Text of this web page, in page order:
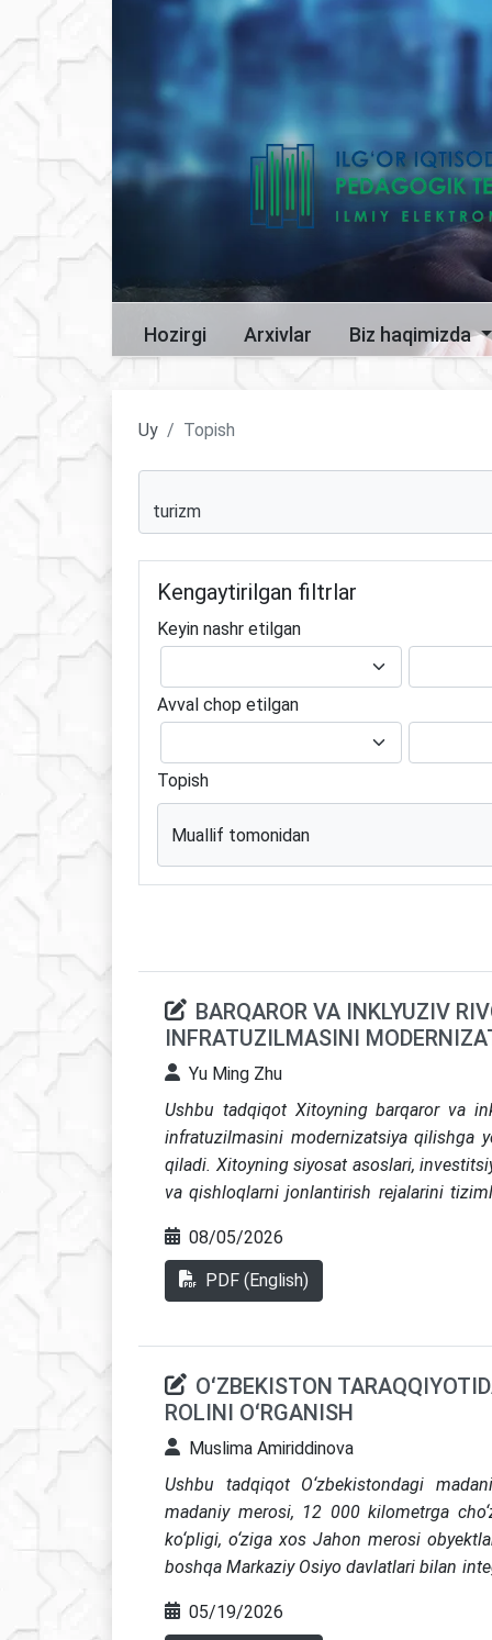
Hozirgi Arxivlar Biz haqimizda
Uy Topish
Kengaytirilgan filtrlar
Keyin nashr etilgan
Avval chop etilgan
Topish
Muallif tomonidan
BARQAROR VA INKLYUZIV
INFRATUZILMASINI
Yu Ming Zhu
Ushbu tadqiqot Xitoyning barqaror va
infratuzilmasini modernizatsiya qilishga
qiladi. Xitoyning siyosat asoslari,
va qishloqlarni jonlantirish rejalarini
usuli miqdoriy ma’lumotlar tahlilini
natijalari shuni ko‘rsatadiki,
rejalashtirishni bozorga asoslangan
bozori kengayishda davom etdi.
daromadlari bilan ijobiy bog’liq edi.
rivojlanayotgan mamlakatlar uchun
jamiyatga yo‘naltirilgan inklyuziv turizm
08/05/2026
PDF (English)
OʻZBEKISTON
ROLINI OʻRGANISH
Muslima Amiriddinova
Ushbu tadqiqot O‘zbekistondagi
madaniy merosi, 12 000 kilometrga
ko‘pligi, o‘ziga xos Jahon merosi
boshqa Markaziy Osiyo davlatlari bilan
G‘arb tsivilizatsiyalarini bog‘lagan Ipak
05/19/2026